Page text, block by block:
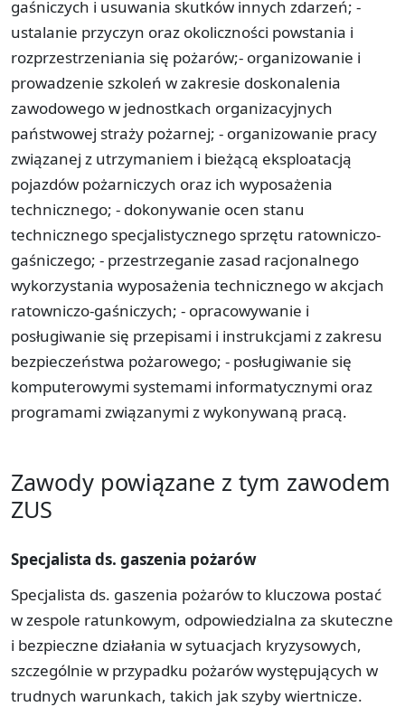
gaśniczych i usuwania skutków innych zdarzeń; -
ustalanie przyczyn oraz okoliczności powstania i
rozprzestrzeniania się pożarów;- organizowanie i
prowadzenie szkoleń w zakresie doskonalenia
zawodowego w jednostkach organizacyjnych
państwowej straży pożarnej; - organizowanie pracy
związanej z utrzymaniem i bieżącą eksploatacją
pojazdów pożarniczych oraz ich wyposażenia
technicznego; - dokonywanie ocen stanu
technicznego specjalistycznego sprzętu ratowniczo-
gaśniczego; - przestrzeganie zasad racjonalnego
wykorzystania wyposażenia technicznego w akcjach
ratowniczo-gaśniczych; - opracowywanie i
posługiwanie się przepisami i instrukcjami z zakresu
bezpieczeństwa pożarowego; - posługiwanie się
komputerowymi systemami informatycznymi oraz
programami związanymi z wykonywaną pracą.
Zawody powiązane z tym zawodem
ZUS
Specjalista ds. gaszenia pożarów
Specjalista ds. gaszenia pożarów to kluczowa postać
w zespole ratunkowym, odpowiedzialna za skuteczne
i bezpieczne działania w sytuacjach kryzysowych,
szczególnie w przypadku pożarów występujących w
trudnych warunkach, takich jak szyby wiertnicze.